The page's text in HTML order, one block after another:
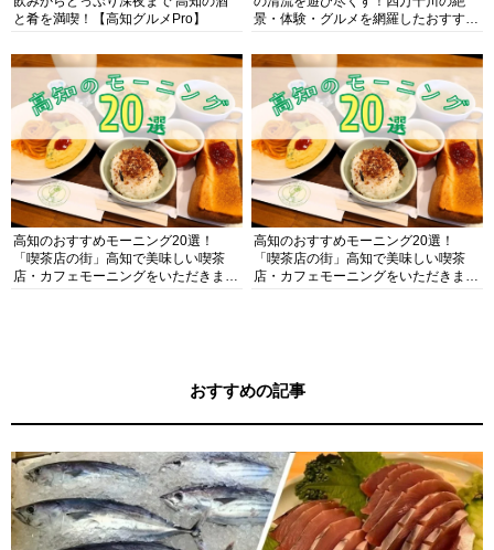
と肴を満喫！【高知グルメPro】
景・体験・グルメを網羅したおすすめ
高知のおすすめモーニング20選！
「喫茶店の街」高知で美味しい喫茶
店・カフェモーニングをいただきま
高知のおすすめモーニング20選！
「喫茶店の街」高知で美味しい喫茶
店・カフェモーニングをいただきま
おすすめの記事